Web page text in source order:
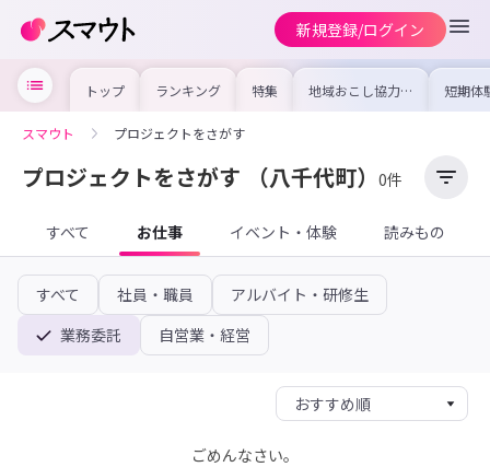
新規登録/ログイン
トップ ランキング 特集 地域おこし協力隊
の求人やイベント
を集めました！仕
けよう
短期体
り〜数
域を知
スマウト プロジェクトをさがす
プロジェクトをさがす （八千代町） 0件
すべて お仕事 イベント・体験 読みもの
すべて 社員・職員
アルバイト・研修生
業務委託
自営業・経営
ごめんなさい。